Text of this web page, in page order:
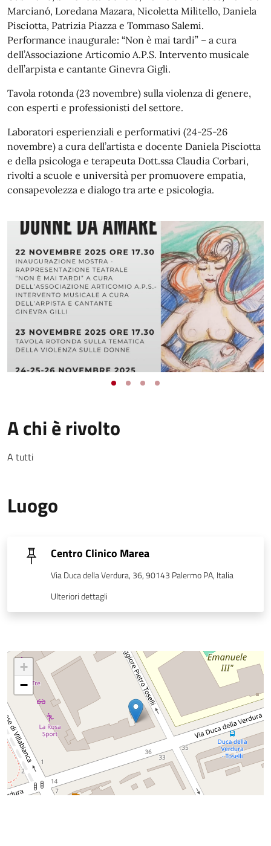
Marcianó, Loredana Mazara, Nicoletta Militello, Daniela
Pisciotta, Patrizia Piazza e Tommaso Salemi.
Performance inaugurale: “Non è mai tardi” – a cura
dell’Associazione Articomio A.P.S. Intervento musicale
dell’arpista e cantante Ginevra Gigli.
Tavola rotonda (23 novembre) sulla violenza di genere,
con esperti e professionisti del settore.
Laboratori esperienziali e performativi (24-25-26
novembre) a cura dell’artista e docente Daniela Pisciotta
e della psicologa e terapeuta Dott.ssa Claudia Corbari,
rivolti a scuole e università per promuovere empatia,
consapevolezza e dialogo tra arte e psicologia.
A chi è rivolto
A tutti
Luogo
Centro Clinico Marea
Via Duca della Verdura, 36, 90143 Palermo PA, Italia
Ulteriori dettagli
+
−